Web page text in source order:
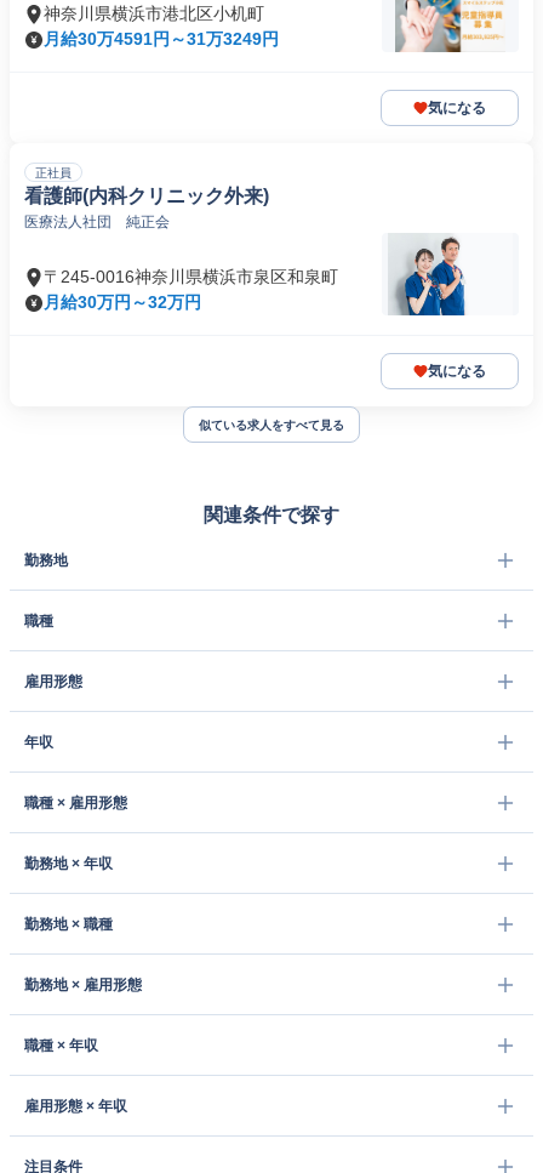
神奈川県横浜市港北区小机町
月給30万4591円～31万3249円
気になる
正社員
看護師(内科クリニック外来)
医療法人社団 純正会
〒245-0016神奈川県横浜市泉区和泉町
月給30万円～32万円
気になる
似ている求人をすべて見る
関連条件で探す
勤務地
職種
雇用形態
年収
職種 × 雇用形態
勤務地 × 年収
勤務地 × 職種
勤務地 × 雇用形態
職種 × 年収
雇用形態 × 年収
注目条件